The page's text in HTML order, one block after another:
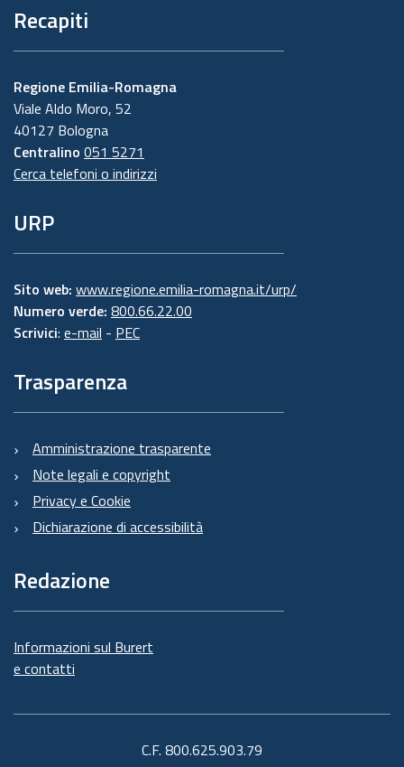
Recapiti
Regione Emilia-Romagna
Viale Aldo Moro, 52
40127 Bologna
Centralino 051 5271
Cerca telefoni o indirizzi
URP
Sito web: www.regione.emilia-romagna.it/urp/
Numero verde: 800.66.22.00
Scrivici: e-mail - PEC
Trasparenza
Amministrazione trasparente
Note legali e copyright
Privacy e Cookie
Dichiarazione di accessibilità
Redazione
Informazioni sul Burert
e contatti
C.F. 800.625.903.79